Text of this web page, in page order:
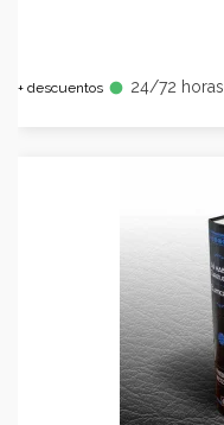
+ descuentos fiber_manual_record 24/72 horas